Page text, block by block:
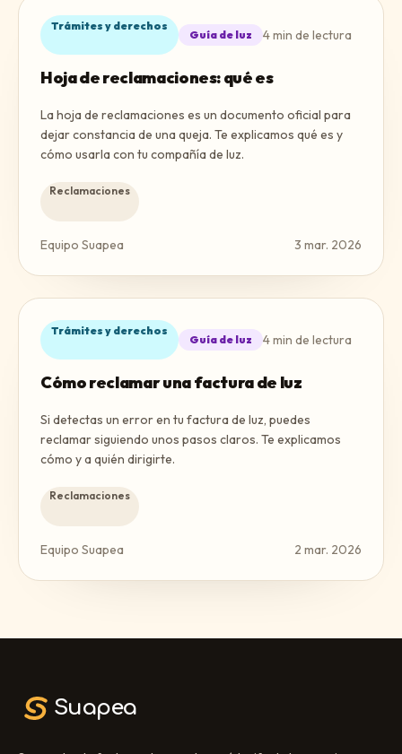
Trámites y derechos
Guía de luz 4min de lectura
Hoja de reclamaciones: qué es
La hoja de reclamaciones es un documento oficial para
dejar constancia de una queja. Te explicamos qué es y
cómo usarla con tu compañía de luz.
Reclamaciones
Equipo Suapea 3 mar. 2026
Trámites y derechos
Guía de luz 4min de lectura
Cómo reclamar una factura de luz
Si detectas un error en tu factura de luz, puedes
reclamar siguiendo unos pasos claros. Te explicamos
cómo y a quién dirigirte.
Reclamaciones
Equipo Suapea 2 mar. 2026
Suapea